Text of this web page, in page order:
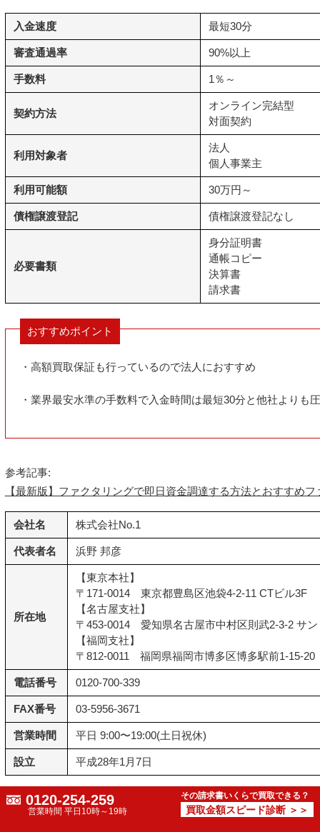
入金速度 最短30分
審査通過率 90%以上
手数料 1％～
契約方法
オンライン完結型
対面契約
利用対象者
法人
個人事業主
利用可能額 30万円～
債権譲渡登記 債権譲渡登記なし
必要書類
身分証明書
通帳コピー
決算書
請求書
おすすめポイント
・高額買取保証も行っているので法人におすすめ
・業界最安水準の手数料で入金時間は最短30分と他社よりも
参考記事:
【最新版】ファクタリングで即日資金調達する方法とおすすめ
会社名 株式会社No.1
代表者名 浜野 邦彦
所在地
【東京本社】
〒171-0014 東京都豊島区池袋4-2-11 CTビル3F
【名古屋支社】
〒453-0014 愛知県名古屋市中村区則武2-3-2 サ
【福岡支社】
〒812-0011 福岡県福岡市博多区博多駅前1-15-
電話番号 0120-700-339
FAX番号 03-5956-3671
営業時間 平日 9:00〜19:00(土日祝休)
設立 平成28年1月7日
トップ・マネジメント
0120-254-259
営業時間 平日10時～19時
その請求書いくらで買取できる？
買取金額スピード診断 ＞＞